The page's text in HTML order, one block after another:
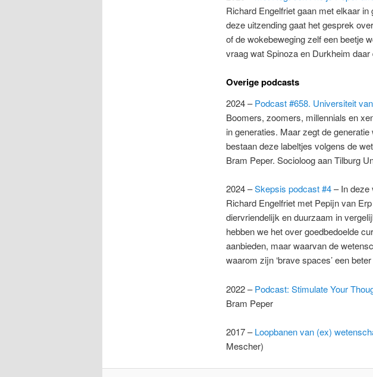
Richard Engelfriet gaan met elkaar
deze uitzending gaat het gesprek
of de wokebeweging zelf een beetje
vraag wat Spinoza en Durkheim
Overige podcasts
2024 –Podcast #658. Universiteit
Boomers, zoomers, millennials en
in generaties. Maar zegt de
bestaan deze labeltjes volgens de
Bram Peper. Socioloog aan Tilburg
2024 –Skepsis podcast #4– In deze
Richard Engelfriet met Pepijn van
diervriendelijk en duurzaam in
hebben we het over goedbedoelde
aanbieden, maar waarvan de
waarom zijn ‘brave spaces’ een
2022 –Podcast: Stimulate Your
Bram Peper
2017 –Loopbanen van (ex)
Mescher)